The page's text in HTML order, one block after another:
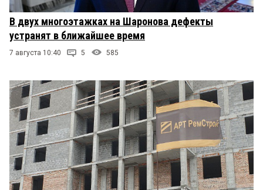
СТИЛЬ ЖИЗНИ
В двух многоэтажках на Шаронова дефекты
устранят в ближайшее время
7 августа 10:40 5 585